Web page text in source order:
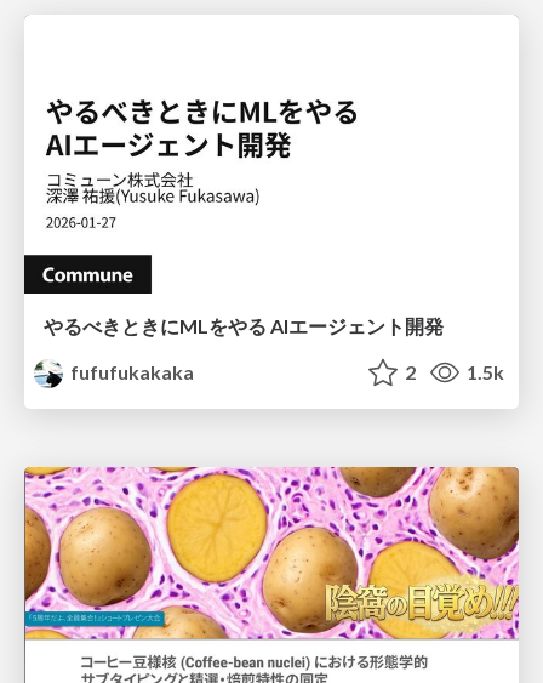
やるべきときにMLをやる AIエージェント開発
fufufukakaka
2 1.5k